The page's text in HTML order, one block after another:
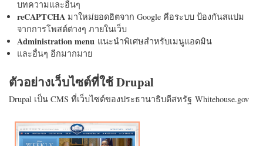
บทความและอื่นๆ
reCAPTCHA มาใหม่ยอดฮิตจาก Google คือระบบ ป้องกันสแปม
จากการโพสต์ต่างๆ ภายในเว็บ
Administration menu แนะนำพิเศษสำหรับเมนูแอดมิน
และอื่นๆ อีกมากมาย
ตัวอย่างเว็บไซต์ที่ใช้ Drupal
Drupal เป็น CMS ที่เว็บไซต์ของประธานาธิบดีสหรัฐ Whitehouse.gov